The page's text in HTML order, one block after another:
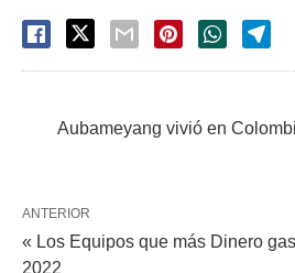
Aubameyang vivió en
ANTERIOR
« Los Equipos que más Dinero
2022